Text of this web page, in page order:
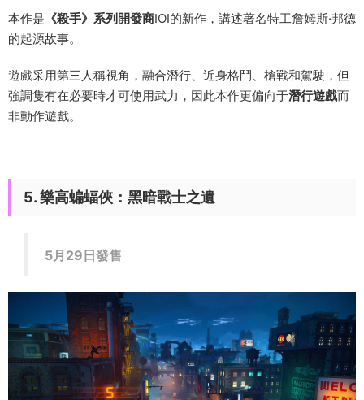
本作是 《殺手》系列開發商IOI的新作，講述著名特工詹姆斯·邦德
的起源故事。
遊戲采用第三人稱視角，融合潛行、近身格鬥、槍戰和駕駛，但
強調隻有在必要時才可使用武力，因此本作更偏向于潛行遊戲而
非動作遊戲。
5. 樂高蝙蝠俠：黑暗戰士之遺
5月29日發售